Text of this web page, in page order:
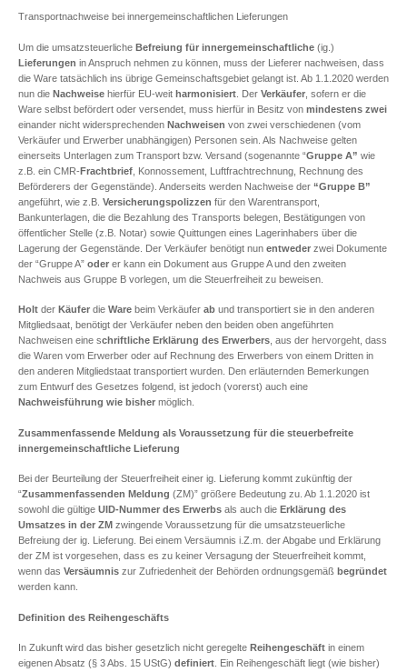
Transportnachweise bei innergemeinschaftlichen Lieferungen
Um die umsatzsteuerliche Befreiung für innergemeinschaftliche (ig.)
Lieferungen in Anspruch nehmen zu können, muss der Lieferer nachweisen, dass
die Ware tatsächlich ins übrige Gemeinschaftsgebiet gelangt ist. Ab 1.1.2020 werden
nun die Nachweise hierfür EU-weit harmonisiert . Der Verkäufer , sofern er die
Ware selbst befördert oder versendet, muss hierfür in Besitz von mindestens zwei
einander nicht widersprechenden Nachweisen von zwei verschiedenen (vom
Verkäufer und Erwerber unabhängigen) Personen sein. Als Nachweise gelten
einerseits Unterlagen zum Transport bzw. Versand (sogenannte “Gruppe A” wie
z.B. ein CMR-Frachtbrief , Konnossement, Luftfrachtrechnung, Rechnung des
Beförderers der Gegenstände). Anderseits werden Nachweise der “Gruppe B”
angeführt, wie z.B. Versicherungspolizzen für den Warentransport,
Bankunterlagen, die die Bezahlung des Transports belegen, Bestätigungen von
öffentlicher Stelle (z.B. Notar) sowie Quittungen eines Lagerinhabers über die
Lagerung der Gegenstände. Der Verkäufer benötigt nun entweder zwei Dokumente
der “Gruppe A” oder er kann ein Dokument aus Gruppe A und den zweiten
Nachweis aus Gruppe B vorlegen, um die Steuerfreiheit zu beweisen.
Holt der Käufer die Ware beim Verkäufer ab und transportiert sie in den anderen
Mitgliedsaat, benötigt der Verkäufer neben den beiden oben angeführten
Nachweisen eine schriftliche Erklärung des Erwerbers , aus der hervorgeht, dass
die Waren vom Erwerber oder auf Rechnung des Erwerbers von einem Dritten in
den anderen Mitgliedstaat transportiert wurden. Den erläuternden Bemerkungen
zum Entwurf des Gesetzes folgend, ist jedoch (vorerst) auch eine
Nachweisführung wie bisher möglich.
Zusammenfassende Meldung als Voraussetzung für die steuerbefreite
innergemeinschaftliche Lieferung
Bei der Beurteilung der Steuerfreiheit einer ig. Lieferung kommt zukünftig der
“Zusammenfassenden Meldung (ZM)” größere Bedeutung zu. Ab 1.1.2020 ist
sowohl die gültige UID-Nummer des Erwerbs als auch die Erklärung des
Umsatzes in der ZM zwingende Voraussetzung für die umsatzsteuerliche
Befreiung der ig. Lieferung. Bei einem Versäumnis i.Z.m. der Abgabe und Erklärung
der ZM ist vorgesehen, dass es zu keiner Versagung der Steuerfreiheit kommt,
wenn das Versäumnis zur Zufriedenheit der Behörden ordnungsgemäß begründet
werden kann.
Definition des Reihengeschäfts
In Zukunft wird das bisher gesetzlich nicht geregelte Reihengeschäft in einem
eigenen Absatz (§ 3 Abs. 15 UStG) definiert . Ein Reihengeschäft liegt (wie bisher)